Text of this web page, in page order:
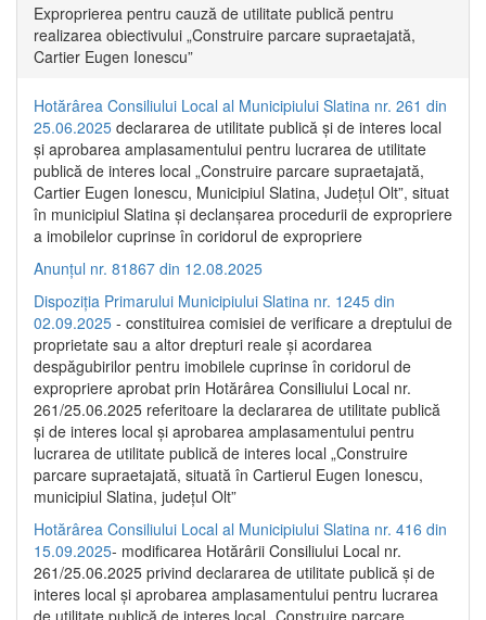
Exproprierea pentru cauză de utilitate publică pentru
realizarea obiectivului „Construire parcare supraetajată,
Cartier Eugen Ionescu”
Hotărârea Consiliului Local al Municipiului Slatina nr. 261 din
25.06.2025 declararea de utilitate publică și de interes local
și aprobarea amplasamentului pentru lucrarea de utilitate
publică de interes local „Construire parcare supraetajată,
Cartier Eugen Ionescu, Municipiul Slatina, Județul Olt”, situat
în municipiul Slatina și declanșarea procedurii de expropriere
a imobilelor cuprinse în coridorul de expropriere
Anunțul nr. 81867 din 12.08.2025
Dispoziția Primarului Municipiului Slatina nr. 1245 din
02.09.2025 - constituirea comisiei de verificare a dreptului de
proprietate sau a altor drepturi reale și acordarea
despăgubirilor pentru imobilele cuprinse în coridorul de
expropriere aprobat prin Hotărârea Consiliului Local nr.
261/25.06.2025 referitoare la declararea de utilitate publică
și de interes local și aprobarea amplasamentului pentru
lucrarea de utilitate publică de interes local „Construire
parcare supraetajată, situată în Cartierul Eugen Ionescu,
municipiul Slatina, județul Olt”
Hotărârea Consiliului Local al Municipiului Slatina nr. 416 din
15.09.2025- modificarea Hotărârii Consiliului Local nr.
261/25.06.2025 privind declararea de utilitate publică și de
interes local și aprobarea amplasamentului pentru lucrarea
de utilitate publică de interes local „Construire parcare